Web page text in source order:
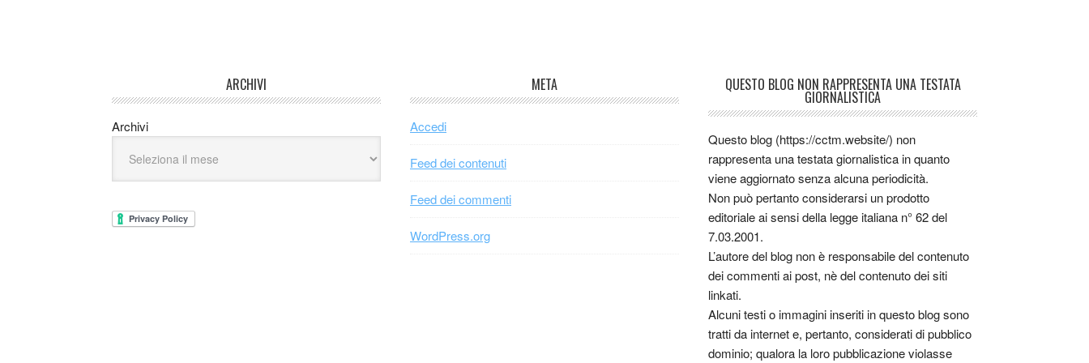
ARCHIVI
Archivi
META
Accedi
Feed dei contenuti
Feed dei commenti
WordPress.org
QUESTO BLOG NON RAPPRESENTA UNA TESTATA
GIORNALISTICA
Questo blog (https://cctm.website/) non
rappresenta una testata giornalistica in quanto
viene aggiornato senza alcuna periodicità.
Non può pertanto considerarsi un prodotto
editoriale ai sensi della legge italiana n° 62 del
7.03.2001.
L’autore del blog non è responsabile del contenuto
dei commenti ai post, nè del contenuto dei siti
linkati.
Alcuni testi o immagini inseriti in questo blog sono
tratti da internet e, pertanto, considerati di pubblico
dominio; qualora la loro pubblicazione violasse